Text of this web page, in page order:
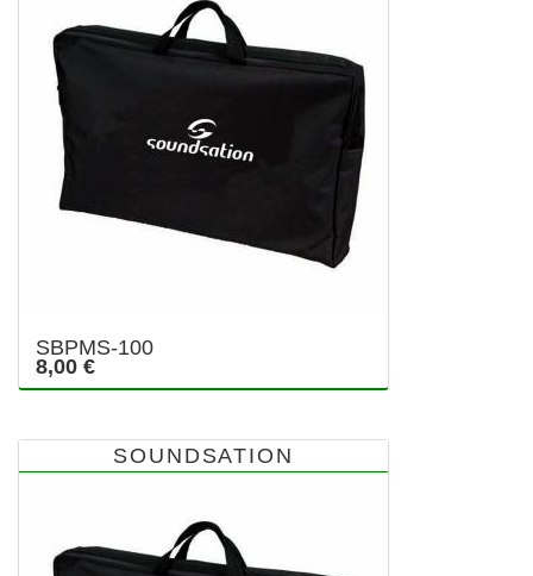
SBPMS-100
8,00 €
SOUNDSATION